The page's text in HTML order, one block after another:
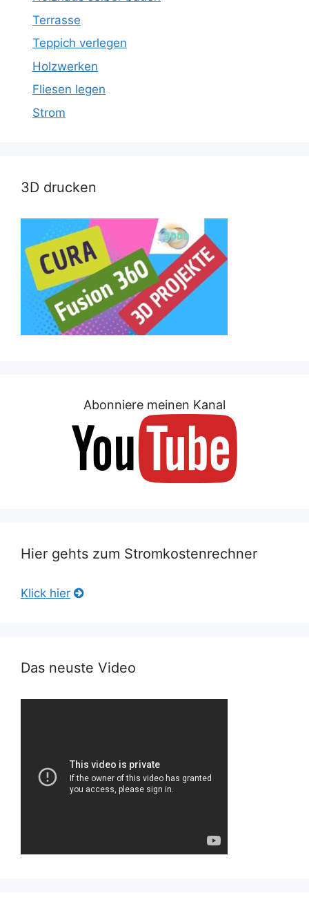
Terrasse
Teppich verlegen
Holzwerken
Fliesen legen
Strom
3D drucken
Abonniere meinen Kanal
Hier gehts zum Stromkostenrechner
Klick hier
Das neuste Video